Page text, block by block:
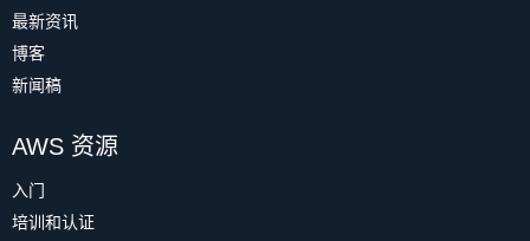
最新资讯
博客
新闻稿
AWS 资源
入门
培训和认证